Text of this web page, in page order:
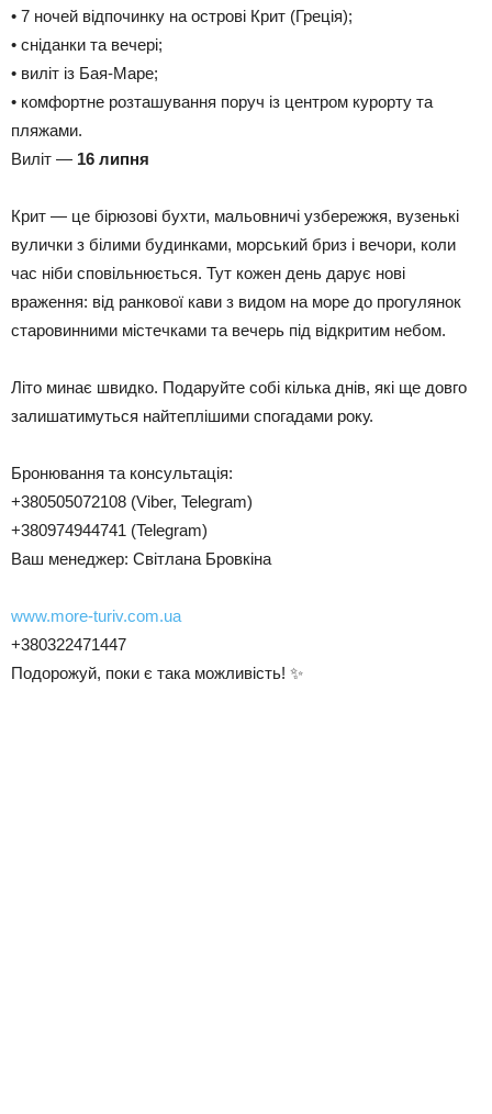
• 7 ночей відпочинку на острові Крит (Греція);
• сніданки та вечері;
• виліт із Бая-Маре;
• комфортне розташування поруч із центром курорту та
пляжами.
Виліт — 16 липня
Крит — це бірюзові бухти, мальовничі узбережжя, вузенькі
вулички з білими будинками, морський бриз і вечори, коли
час ніби сповільнюється. Тут кожен день дарує нові
враження: від ранкової кави з видом на море до прогулянок
старовинними містечками та вечерь під відкритим небом.
Літо минає швидко. Подаруйте собі кілька днів, які ще довго
залишатимуться найтеплішими спогадами року.
Бронювання та консультація:
+380505072108 (Viber, Telegram)
+380974944741 (Telegram)
Ваш менеджер: Світлана Бровкіна
www.more-turiv.com.ua
+380322471447
Подорожуй, поки є така можливість! ✨